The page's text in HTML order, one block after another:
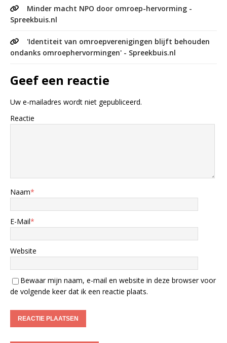
Minder macht NPO door omroep-hervorming -
Spreekbuis.nl
'Identiteit van omroepverenigingen blijft behouden
ondanks omroephervormingen' - Spreekbuis.nl
Geef een reactie
Uw e-mailadres wordt niet gepubliceerd.
Reactie
Naam*
E-Mail*
Website
Bewaar mijn naam, e-mail en website in deze browser voor
de volgende keer dat ik een reactie plaats.